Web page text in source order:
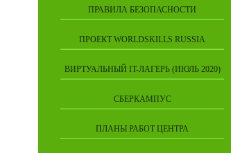
ПРАВИЛА БЕЗОПАСНОСТИ
ПРОЕКТ WORLDSKILLS RUSSIA
ВИРТУАЛЬНЫЙ IT-ЛАГЕРЬ (ИЮЛЬ 2020)
СБЕРКАМПУС
ПЛАНЫ РАБОТ ЦЕНТРА